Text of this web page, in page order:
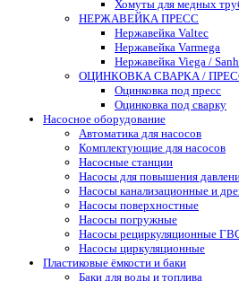
Хомуты для медных
НЕРЖАВЕЙКА ПРЕСС
Нержавейка Valtec
Нержавейка Varmega
Нержавейка Viega /
ОЦИНКОВКА СВАРКА /
Оцинковка под пресс
Оцинковка под сварку
Насосное оборудование
Автоматика для насосов
Комплектующие для насосов
Насосные станции
Насосы для повышения
Насосы канализационные и
Насосы поверхностные
Насосы погружные
Насосы рециркуляционные
Насосы циркуляционные
Пластиковые ёмкости и баки
Баки для воды и топлива